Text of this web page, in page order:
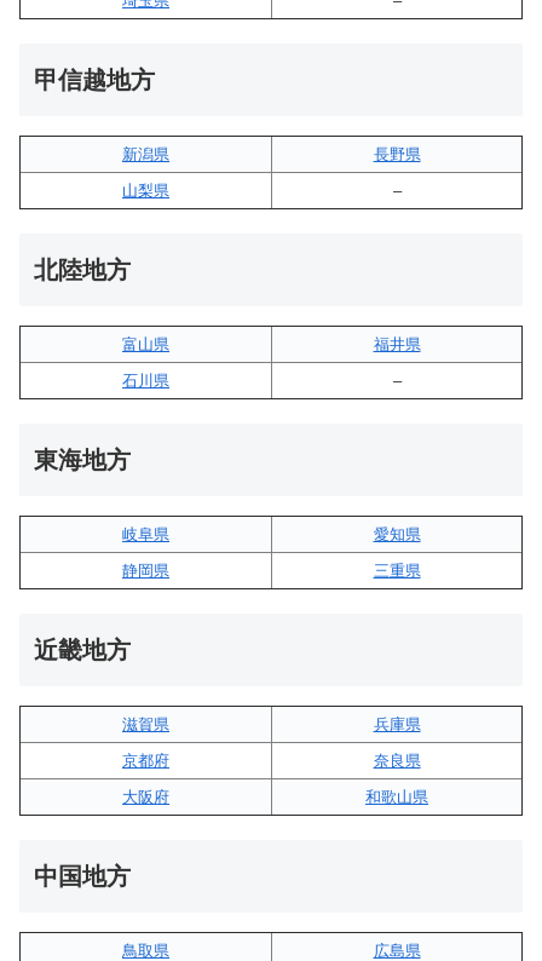
甲信越地方
新潟県
長野県
山梨県
–
北陸地方
富山県
福井県
石川県
–
東海地方
岐阜県
愛知県
静岡県
三重県
近畿地方
滋賀県
兵庫県
京都府
奈良県
大阪府
和歌山県
中国地方
鳥取県
広島県